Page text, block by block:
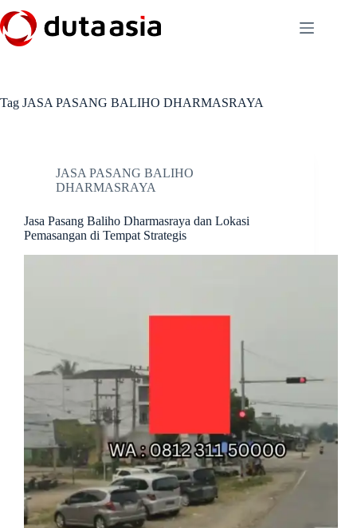
to
content
Tag JASA PASANG BALIHO DHARMASRAYA
JASA PASANG BALIHO
DHARMASRAYA
Jasa Pasang Baliho Dharmasraya dan Lokasi
Pemasangan di Tempat Strategis